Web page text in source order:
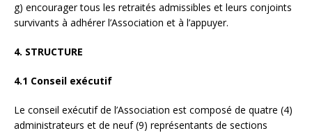
g) encourager tous les retraités admissibles et leurs conjoints
survivants à adhérer l’Association et à l’appuyer.
4. STRUCTURE
4.1 Conseil exécutif
Le conseil exécutif de l’Association est composé de quatre (4)
administrateurs et de neuf (9) représentants de sections